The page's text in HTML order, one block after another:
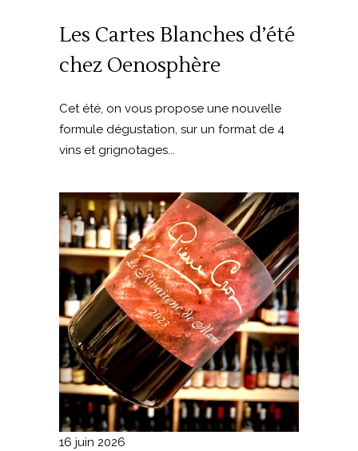
Les Cartes Blanches d’été
chez Oenosphère
Cet été, on vous propose une nouvelle
formule dégustation, sur un format de 4
vins et grignotages...
16 juin 2026